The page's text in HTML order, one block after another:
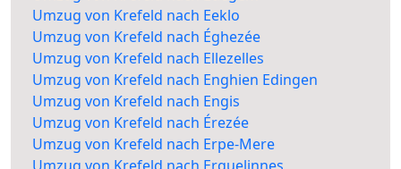
Umzug von Krefeld nach Eeklo
Umzug von Krefeld nach Éghezée
Umzug von Krefeld nach Ellezelles
Umzug von Krefeld nach Enghien Edingen
Umzug von Krefeld nach Engis
Umzug von Krefeld nach Érezée
Umzug von Krefeld nach Erpe-Mere